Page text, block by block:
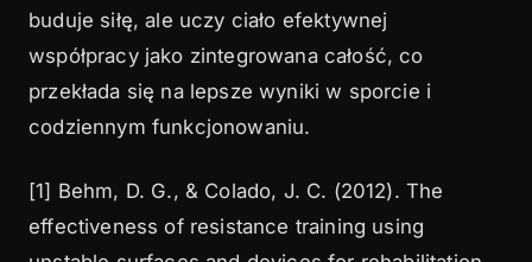
buduje siłę, ale uczy ciało efektywnej
współpracy jako zintegrowana całość, co
przekłada się na lepsze wyniki w sporcie i
codziennym funkcjonowaniu.
[1] Behm, D. G., & Colado, J. C. (2012). The
effectiveness of resistance training using